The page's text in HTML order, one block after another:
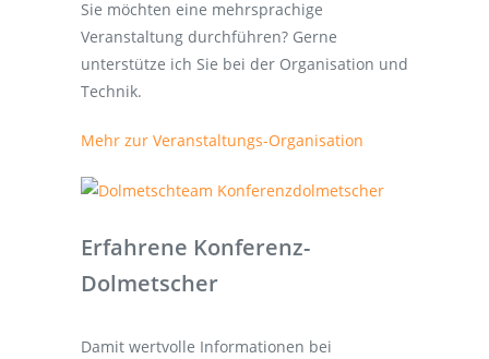
Sie möchten eine mehrsprachige
Veranstaltung durchführen? Gerne
unterstütze ich Sie bei der Organisation und
Technik.
Mehr zur Veranstaltungs-Organisation
Erfahrene Konferenz-
Dolmetscher
Damit wertvolle Informationen bei